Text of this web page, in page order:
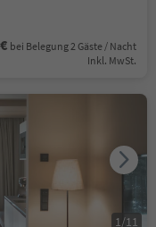
bei Belegung 2 Gäste / Nacht
Inkl. MwSt.
1/11